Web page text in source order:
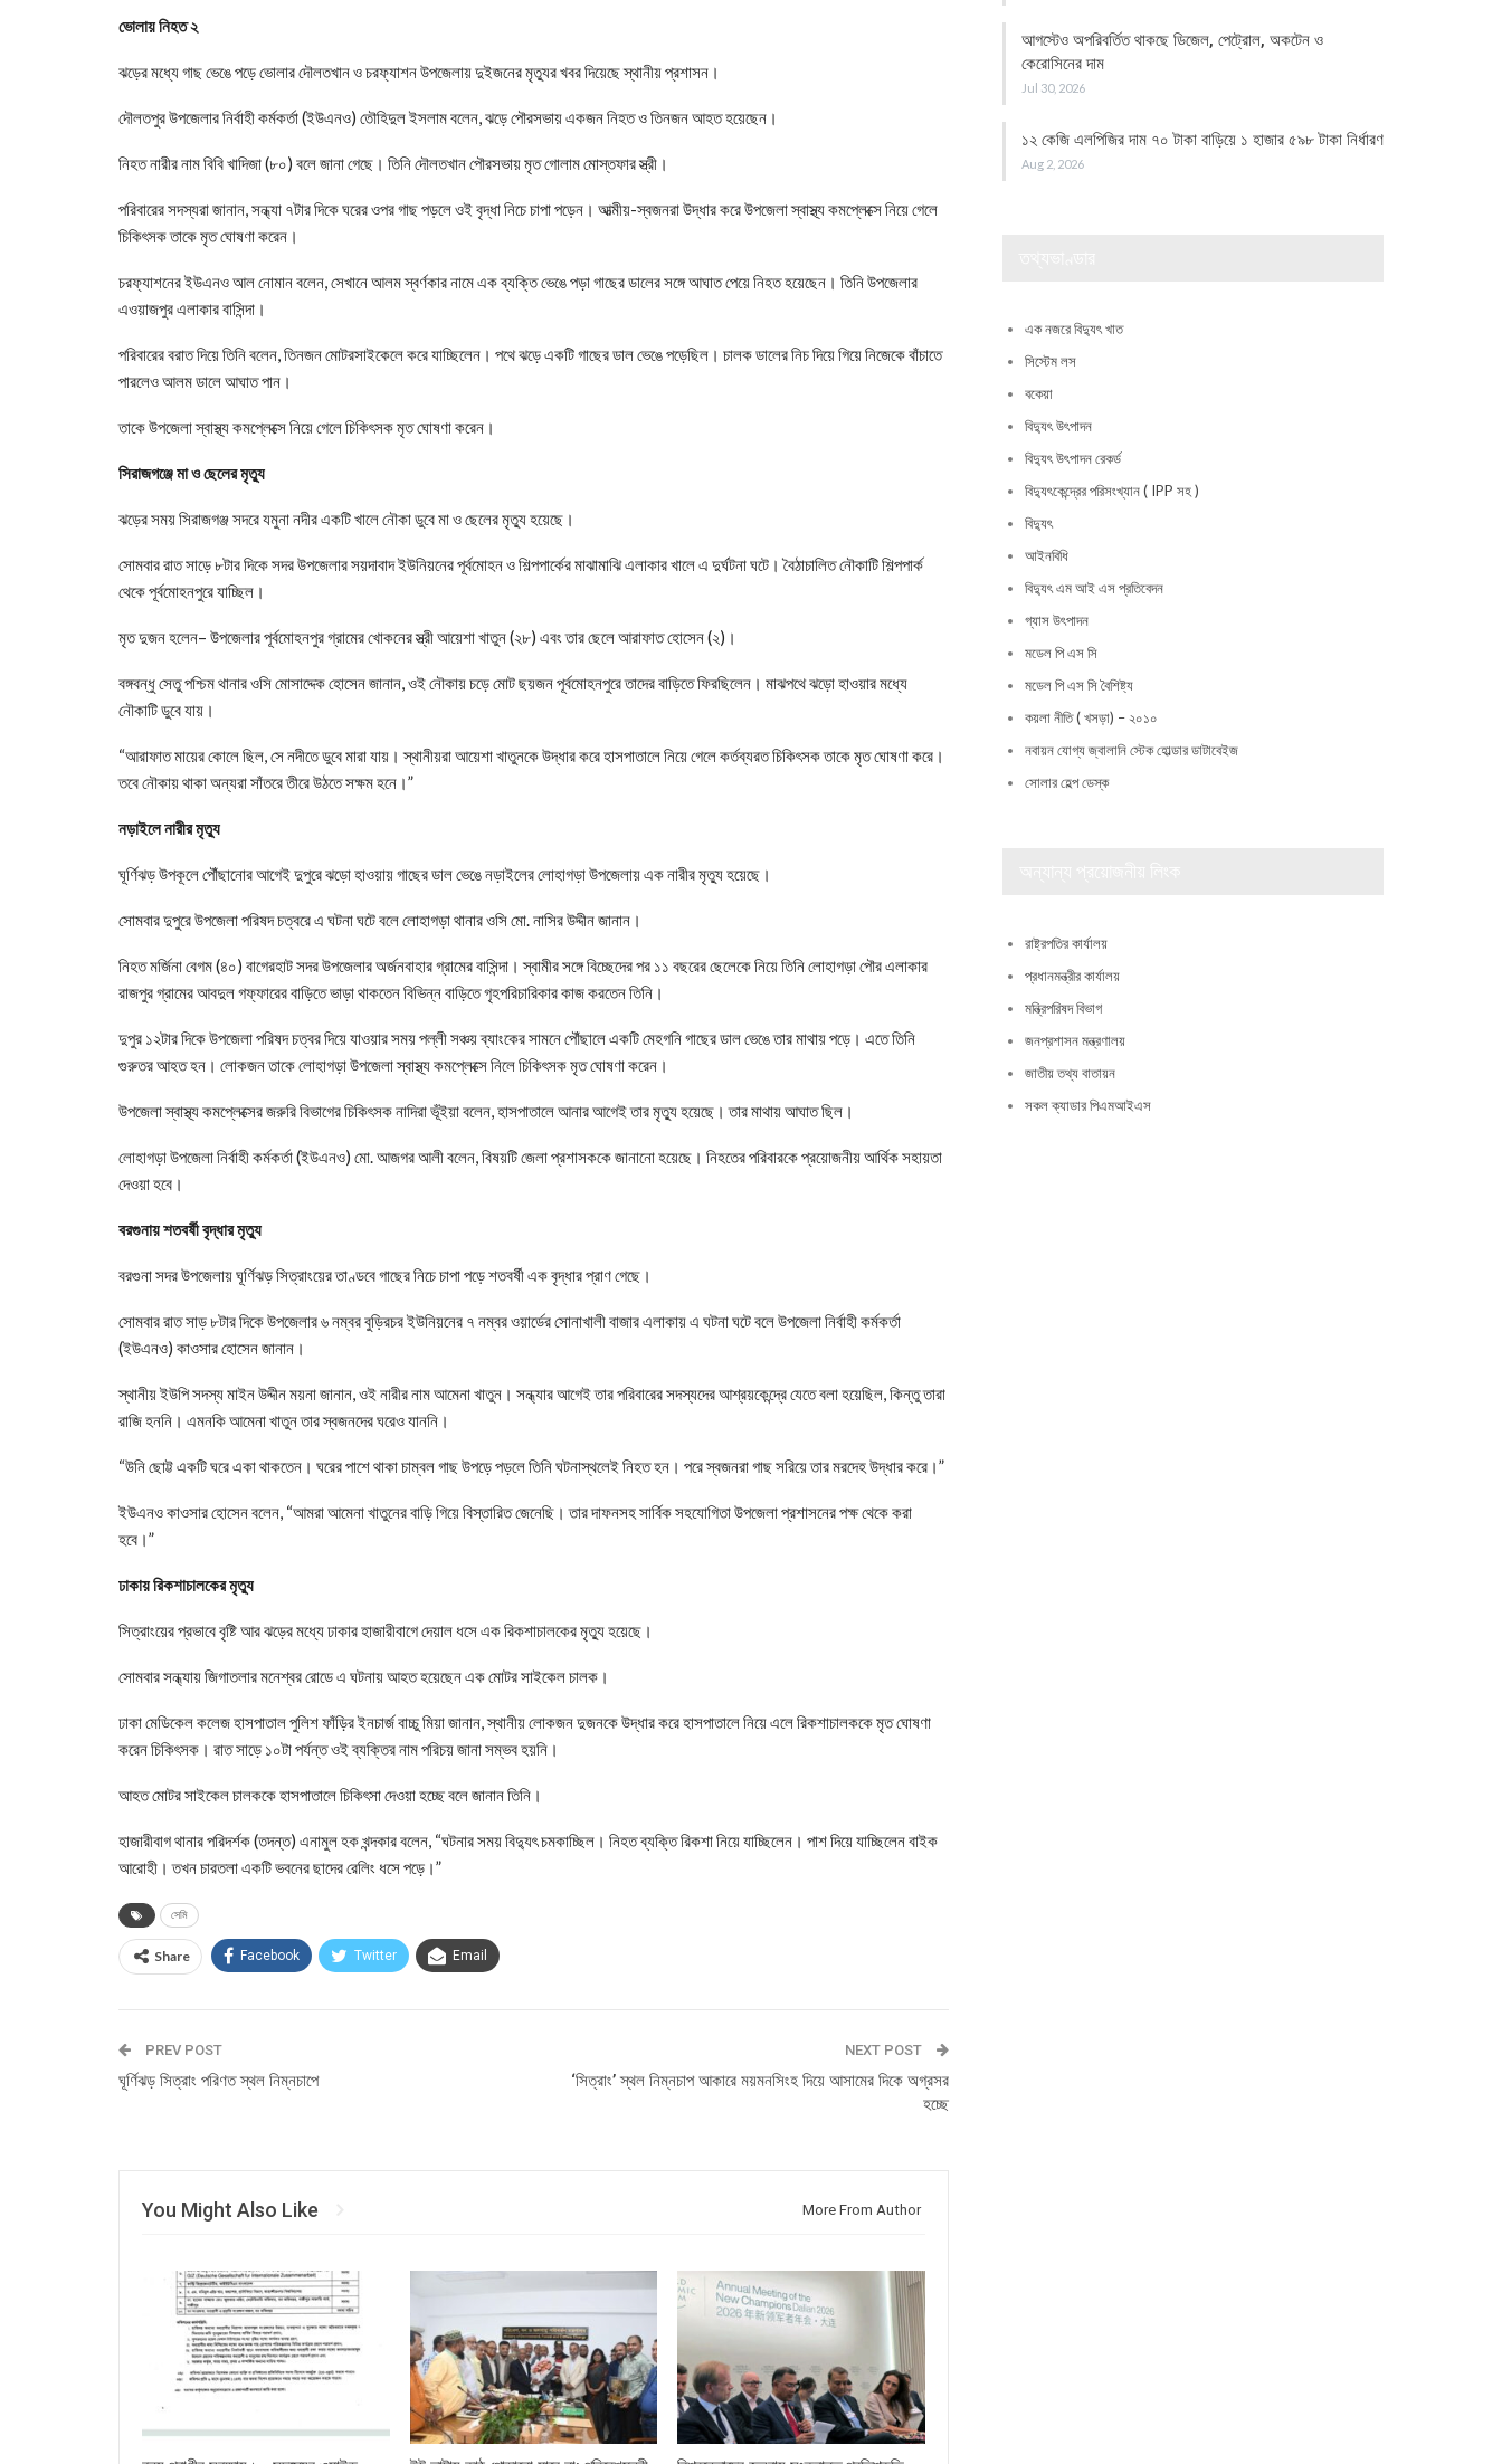
ভোলায় নিহত ২
ঝড়ের মধ্যে গাছ ভেঙে পড়ে ভোলার দৌলতখান ও চরফ্যাশন উপজেলায় দুইজনের মৃত্যুর খবর দিয়েছে স্থানীয় প্রশাসন।
দৌলতপুর উপজেলার নির্বাহী কর্মকর্তা (ইউএনও) তৌহিদুল ইসলাম বলেন, ঝড়ে পৌরসভায় একজন নিহত ও তিনজন আহত হয়েছেন।
নিহত নারীর নাম বিবি খাদিজা (৮০) বলে জানা গেছে। তিনি দৌলতখান পৌরসভায় মৃত গোলাম মোস্তফার স্ত্রী।
পরিবারের সদস্যরা জানান, সন্ধ্যা ৭টার দিকে ঘরের ওপর গাছ পড়লে ওই বৃদ্ধা নিচে চাপা পড়েন। আত্মীয়-স্বজনরা উদ্ধার করে উপজেলা স্বাস্থ্য কমপ্লেক্সে নিয়ে গেলে
চিকিৎসক তাকে মৃত ঘোষণা করেন।
চরফ্যাশনের ইউএনও আল নোমান বলেন, সেখানে আলম স্বর্ণকার নামে এক ব্যক্তি ভেঙে পড়া গাছের ডালের সঙ্গে আঘাত পেয়ে নিহত হয়েছেন। তিনি উপজেলার
এওয়াজপুর এলাকার বাসিন্দা।
পরিবারের বরাত দিয়ে তিনি বলেন, তিনজন মোটরসাইকেলে করে যাচ্ছিলেন। পথে ঝড়ে একটি গাছের ডাল ভেঙে পড়েছিল। চালক ডালের নিচ দিয়ে গিয়ে নিজেকে বাঁচাতে
পারলেও আলম ডালে আঘাত পান।
তাকে উপজেলা স্বাস্থ্য কমপ্লেক্সে নিয়ে গেলে চিকিৎসক মৃত ঘোষণা করেন।
সিরাজগঞ্জে মা ও ছেলের মৃত্যু
ঝড়ের সময় সিরাজগঞ্জ সদরে যমুনা নদীর একটি খালে নৌকা ডুবে মা ও ছেলের মৃত্যু হয়েছে।
সোমবার রাত সাড়ে ৮টার দিকে সদর উপজেলার সয়দাবাদ ইউনিয়নের পূর্বমোহন ও শিল্পপার্কের মাঝামাঝি এলাকার খালে এ দুর্ঘটনা ঘটে। বৈঠাচালিত নৌকাটি শিল্পপার্ক
থেকে পূর্বমোহনপুরে যাচ্ছিল।
মৃত দুজন হলেন– উপজেলার পূর্বমোহনপুর গ্রামের খোকনের স্ত্রী আয়েশা খাতুন (২৮) এবং তার ছেলে আরাফাত হোসেন (২)।
বঙ্গবন্ধু সেতু পশ্চিম থানার ওসি মোসাদ্দেক হোসেন জানান, ওই নৌকায় চড়ে মোট ছয়জন পূর্বমোহনপুরে তাদের বাড়িতে ফিরছিলেন। মাঝপথে ঝড়ো হাওয়ার মধ্যে
নৌকাটি ডুবে যায়।
“আরাফাত মায়ের কোলে ছিল, সে নদীতে ডুবে মারা যায়। স্থানীয়রা আয়েশা খাতুনকে উদ্ধার করে হাসপাতালে নিয়ে গেলে কর্তব্যরত চিকিৎসক তাকে মৃত ঘোষণা করে।
তবে নৌকায় থাকা অন্যরা সাঁতরে তীরে উঠতে সক্ষম হনে।”
নড়াইলে নারীর মৃত্যু
ঘূর্ণিঝড় উপকূলে পৌঁছানোর আগেই দুপুরে ঝড়ো হাওয়ায় গাছের ডাল ভেঙে নড়াইলের লোহাগড়া উপজেলায় এক নারীর মৃত্যু হয়েছে।
সোমবার দুপুরে উপজেলা পরিষদ চত্বরে এ ঘটনা ঘটে বলে লোহাগড়া থানার ওসি মো. নাসির উদ্দীন জানান।
নিহত মর্জিনা বেগম (৪০) বাগেরহাট সদর উপজেলার অর্জনবাহার গ্রামের বাসিন্দা। স্বামীর সঙ্গে বিচ্ছেদের পর ১১ বছরের ছেলেকে নিয়ে তিনি লোহাগড়া পৌর এলাকার
রাজপুর গ্রামের আবদুল গফ্ফারের বাড়িতে ভাড়া থাকতেন বিভিন্ন বাড়িতে গৃহপরিচারিকার কাজ করতেন তিনি।
দুপুর ১২টার দিকে উপজেলা পরিষদ চত্বর দিয়ে যাওয়ার সময় পল্লী সঞ্চয় ব্যাংকের সামনে পৌঁছালে একটি মেহগনি গাছের ডাল ভেঙে তার মাথায় পড়ে। এতে তিনি
গুরুতর আহত হন। লোকজন তাকে লোহাগড়া উপজেলা স্বাস্থ্য কমপ্লেক্সে নিলে চিকিৎসক মৃত ঘোষণা করেন।
উপজেলা স্বাস্থ্য কমপ্লেক্সের জরুরি বিভাগের চিকিৎসক নাদিরা ভূঁইয়া বলেন, হাসপাতালে আনার আগেই তার মৃত্যু হয়েছে। তার মাথায় আঘাত ছিল।
লোহাগড়া উপজেলা নির্বাহী কর্মকর্তা (ইউএনও) মো. আজগর আলী বলেন, বিষয়টি জেলা প্রশাসককে জানানো হয়েছে। নিহতের পরিবারকে প্রয়োজনীয় আর্থিক সহায়তা
দেওয়া হবে।
বরগুনায় শতবর্ষী বৃদ্ধার মৃত্যু
বরগুনা সদর উপজেলায় ঘূর্ণিঝড় সিত্রাংয়ের তাণ্ডবে গাছের নিচে চাপা পড়ে শতবর্ষী এক বৃদ্ধার প্রাণ গেছে।
সোমবার রাত সাড় ৮টার দিকে উপজেলার ৬ নম্বর বুড়িরচর ইউনিয়নের ৭ নম্বর ওয়ার্ডের সোনাখালী বাজার এলাকায় এ ঘটনা ঘটে বলে উপজেলা নির্বাহী কর্মকর্তা
(ইউএনও) কাওসার হোসেন জানান।
স্থানীয় ইউপি সদস্য মাইন উদ্দীন ময়না জানান, ওই নারীর নাম আমেনা খাতুন। সন্ধ্যার আগেই তার পরিবারের সদস্যদের আশ্রয়কেন্দ্রে যেতে বলা হয়েছিল, কিন্তু তারা
রাজি হননি। এমনকি আমেনা খাতুন তার স্বজনদের ঘরেও যাননি।
“উনি ছোট্ট একটি ঘরে একা থাকতেন। ঘরের পাশে থাকা চাম্বল গাছ উপড়ে পড়লে তিনি ঘটনাস্থলেই নিহত হন। পরে স্বজনরা গাছ সরিয়ে তার মরদেহ উদ্ধার করে।”
ইউএনও কাওসার হোসেন বলেন, “আমরা আমেনা খাতুনের বাড়ি গিয়ে বিস্তারিত জেনেছি। তার দাফনসহ সার্বিক সহযোগিতা উপজেলা প্রশাসনের পক্ষ থেকে করা
হবে।”
ঢাকায় রিকশাচালকের মৃত্যু
সিত্রাংয়ের প্রভাবে বৃষ্টি আর ঝড়ের মধ্যে ঢাকার হাজারীবাগে দেয়াল ধসে এক রিকশাচালকের মৃত্যু হয়েছে।
সোমবার সন্ধ্যায় জিগাতলার মনেশ্বর রোডে এ ঘটনায় আহত হয়েছেন এক মোটর সাইকেল চালক।
ঢাকা মেডিকেল কলেজ হাসপাতাল পুলিশ ফাঁড়ির ইনচার্জ বাচ্চু মিয়া জানান, স্থানীয় লোকজন দুজনকে উদ্ধার করে হাসপাতালে নিয়ে এলে রিকশাচালককে মৃত ঘোষণা
করেন চিকিৎসক। রাত সাড়ে ১০টা পর্যন্ত ওই ব্যক্তির নাম পরিচয় জানা সম্ভব হয়নি।
আহত মোটর সাইকেল চালককে হাসপাতালে চিকিৎসা দেওয়া হচ্ছে বলে জানান তিনি।
হাজারীবাগ থানার পরিদর্শক (তদন্ত) এনামুল হক খন্দকার বলেন, “ঘটনার সময় বিদ্যুৎ চমকাচ্ছিল। নিহত ব্যক্তি রিকশা নিয়ে যাচ্ছিলেন। পাশ দিয়ে যাচ্ছিলেন বাইক
আরোহী। তখন চারতলা একটি ভবনের ছাদের রেলিং ধসে পড়ে।”
সেমি
Share Facebook Twitter Email
PREV POST
ঘূর্ণিঝড় সিত্রাং পরিণত স্থল নিম্নচাপে
NEXT POST
‘সিত্রাং’ স্থল নিম্নচাপ আকারে ময়মনসিংহ দিয়ে আসামের দিকে অগ্রসর
হচ্ছে
You Might Also Like More From Author
আগস্টেও অপরিবর্তিত থাকছে ডিজেল, পেট্রোল, অকটেন ও
কেরোসিনের দাম
Jul 30, 2026
১২ কেজি এলপিজির দাম ৭০ টাকা বাড়িয়ে ১ হাজার ৫৯৮ টাকা নির্ধারণ
Aug 2, 2026
এক নজরে বিদ্যুৎ খাত
সিস্টেম লস
বকেয়া
বিদ্যুৎ উৎপাদন
বিদ্যুৎ উৎপাদন রেকর্ড
বিদ্যুৎকেন্দ্রের পরিসংখ্যান ( IPP সহ )
বিদ্যুৎ
আইনবিধি
বিদ্যুৎ এম আই এস প্রতিবেদন
গ্যাস উৎপাদন
মডেল পি এস সি
মডেল পি এস সি বৈশিষ্ট্য
কয়লা নীতি ( খসড়া) – ২০১০
নবায়ন যোগ্য জ্বালানি স্টেক হোল্ডার ডাটাবেইজ
সোলার হেল্প ডেস্ক
রাষ্ট্রপতির কার্যালয়
প্রধানমন্ত্রীর কার্যালয়
মন্ত্রিপরিষদ বিভাগ
জনপ্রশাসন মন্ত্রণালয়
জাতীয় তথ্য বাতায়ন
সকল ক্যাডার পিএমআইএস